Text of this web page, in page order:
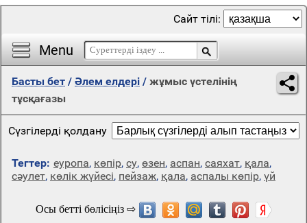
Menu
Сайт тілі:
Басты бет / Әлем елдері / жұмыс үстелінің
тұсқағазы
Сүзгілерді қолдану
Тегтер: еуропа, көпір, су, өзен, аспан, саяхат, қала,
сәулет, көлік жүйесі, пейзаж, қала, аспалы көпір, үй